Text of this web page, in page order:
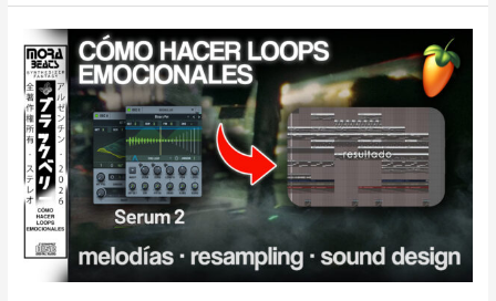
]
para
esto
se
hizo
serum
2
(prod.
mora)
[70]